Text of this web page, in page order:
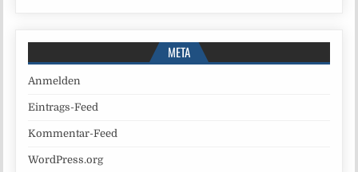
META
Anmelden
Eintrags-Feed
Kommentar-Feed
WordPress.org